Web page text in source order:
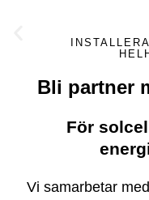
Bli partner
För
Vi samarbetar